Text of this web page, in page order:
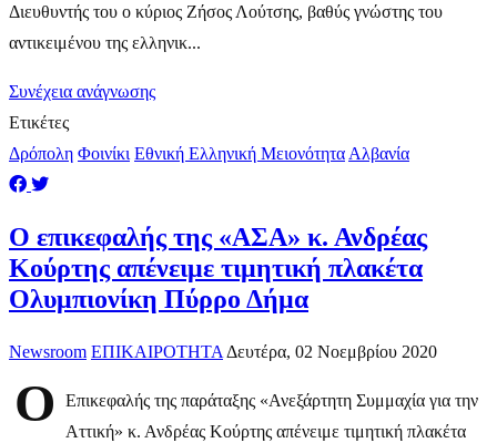
Διευθυντής του ο κύριος Ζήσος Λούτσης, βαθύς γνώστης του
αντικειμένου της ελληνικ...
Συνέχεια ανάγνωσης
Ετικέτες
Δρόπολη Φοινίκι Εθνική Ελληνική Μειονότητα Αλβανία
Ο επικεφαλής της «ΑΣΑ» κ. Ανδρέας
Κούρτης απένειμε τιμητική πλακέτα
Ολυμπιονίκη Πύρρο Δήμα
Newsroom ΕΠΙΚΑΙΡΟΤΗΤΑ Δευτέρα, 02 Νοεμβρίου 2020
Ο
Επικεφαλής της παράταξης «Ανεξάρτητη Συμμαχία για την
Αττική» κ. Ανδρέας Κούρτης απένειμε τιμητική πλακέτα